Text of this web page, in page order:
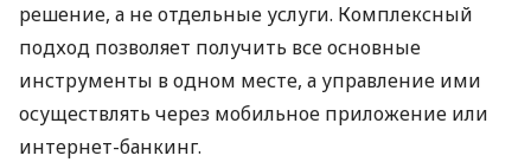
решение, а не отдельные услуги. Комплексный
подход позволяет получить все основные
инструменты в одном месте, а управление ими
осуществлять через мобильное приложение или
интернет-банкинг.